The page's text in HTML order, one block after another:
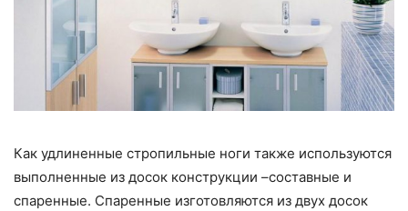
Как удлиненные стропильные ноги также используются
выполненные из досок конструкции –составные и
спаренные. Спаренные изготовляются из двух досок